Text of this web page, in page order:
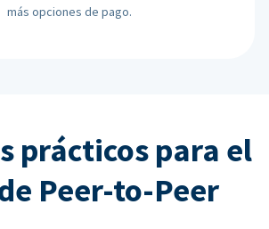
más opciones de pago.
prácticos para el
Peer-to-Peer